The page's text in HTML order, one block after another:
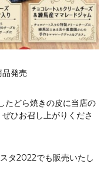
発売
たどら焼きの皮に当店の
ひお召し上がりくださ
タ2022でも販売いたし